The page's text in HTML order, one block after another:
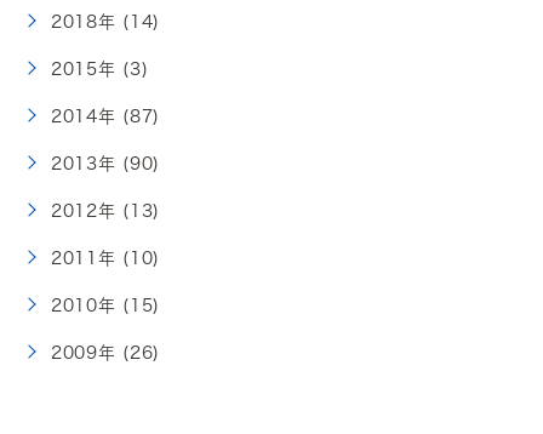
2018年 (14)
2015年 (3)
2014年 (87)
2013年 (90)
2012年 (13)
2011年 (10)
2010年 (15)
2009年 (26)